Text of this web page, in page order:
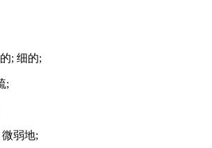
; 细的;
;
弱地;